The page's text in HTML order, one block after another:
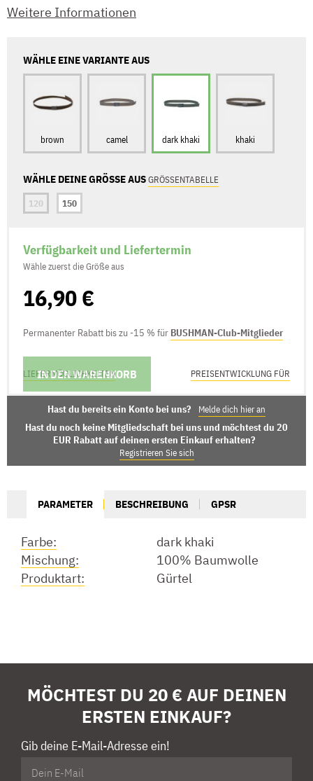
Weitere Informationen
WÄHLE EINE VARIANTE AUS
brown camel dark khaki khaki
WÄHLE DEINE GRÖSSE AUSGRÖSSENTABELLE
120
150
Verfügbarkeit und Liefertermin
Wähle zuerst die Größe aus
16,90 €
Permanenter Rabatt bis zu -15 % für BUSHMAN-Club-Mitglieder
IN DEN WARENKORB
LIEFERMÖGLICHKEITEN PREISENTWICKLUNG FÜR
Hast du bereits ein Konto bei uns? Melde dich hier an
Hast du noch keine Mitgliedschaft bei uns und möchtest du 20
EUR Rabatt auf deinen ersten Einkauf erhalten?
Registrieren Sie sich
PARAMETER BESCHREIBUNG GPSR
Farbe:
dark khaki
Mischung:
100% Baumwolle
Produktart:
Gürtel
MÖCHTEST DU 20 € AUF DEINEN
ERSTEN EINKAUF?
Gib deine E-Mail-Adresse ein!